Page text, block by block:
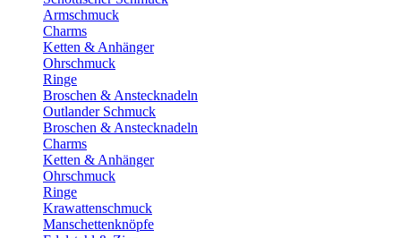
Armschmuck
Charms
Ketten & Anhänger
Ohrschmuck
Ringe
Broschen & Anstecknadeln
Outlander Schmuck
Broschen & Anstecknadeln
Charms
Ketten & Anhänger
Ohrschmuck
Ringe
Krawattenschmuck
Manschettenknöpfe